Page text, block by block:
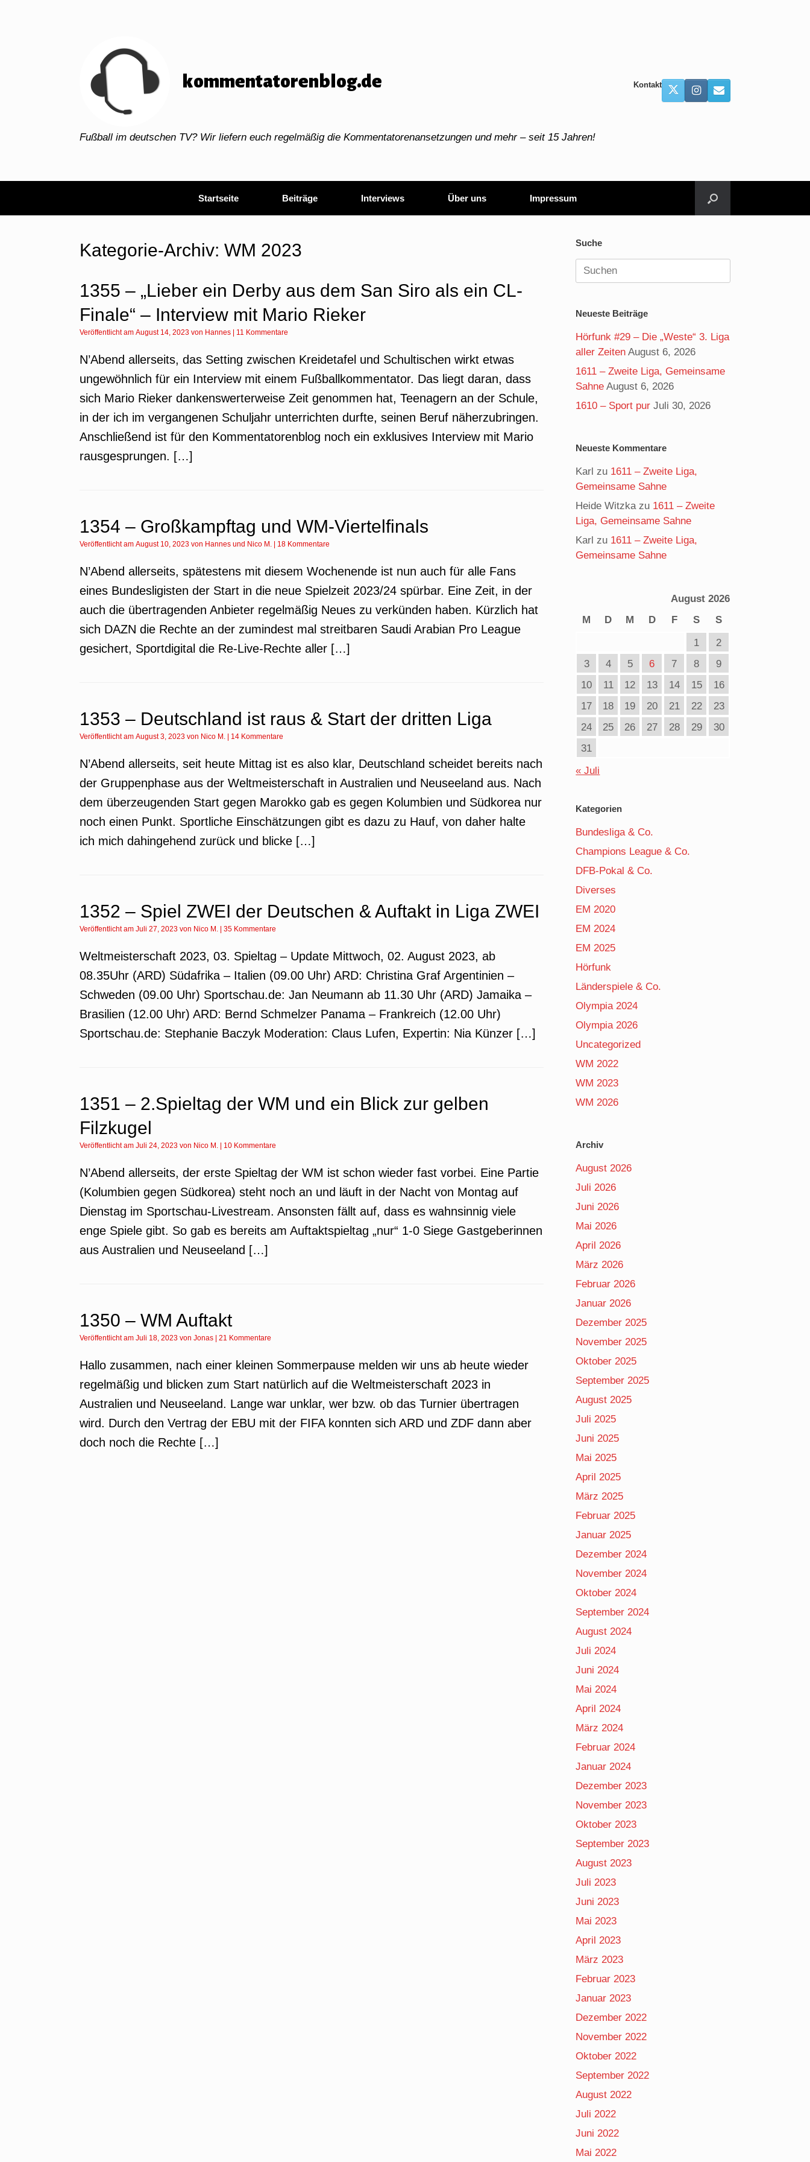
kommentatorenblog.de
Fußball im deutschen TV? Wir liefern euch regelmäßig die Kommentatorenansetzungen und mehr – seit 15 Jahren!
Kontakt
Startseite Beiträge Interviews Über uns Impressum
Kategorie-Archiv: WM 2023
1355 – „Lieber ein Derby aus dem San Siro als ein CL-
Finale“ – Interview mit Mario Rieker
Veröffentlicht am August 14, 2023 von Hannes 11 Kommentare
N’Abend allerseits, das Setting zwischen Kreidetafel und Schultischen wirkt etwas
ungewöhnlich für ein Interview mit einem Fußballkommentator. Das liegt daran, dass
sich Mario Rieker dankenswerterweise Zeit genommen hat, Teenagern an der Schule,
in der ich im vergangenen Schuljahr unterrichten durfte, seinen Beruf näherzubringen.
Anschließend ist für den Kommentatorenblog noch ein exklusives Interview mit Mario
rausgesprungen. […]
1354 – Großkampftag und WM-Viertelfinals
Veröffentlicht am August 10, 2023 von Hannes und Nico M. 18 Kommentare
N’Abend allerseits, spätestens mit diesem Wochenende ist nun auch für alle Fans
eines Bundesligisten der Start in die neue Spielzeit 2023/24 spürbar. Eine Zeit, in der
auch die übertragenden Anbieter regelmäßig Neues zu verkünden haben. Kürzlich hat
sich DAZN die Rechte an der zumindest mal streitbaren Saudi Arabian Pro League
gesichert, Sportdigital die Re-Live-Rechte aller […]
1353 – Deutschland ist raus & Start der dritten Liga
Veröffentlicht am August 3, 2023 von Nico M. 14 Kommentare
N’Abend allerseits, seit heute Mittag ist es also klar, Deutschland scheidet bereits nach
der Gruppenphase aus der Weltmeisterschaft in Australien und Neuseeland aus. Nach
dem überzeugenden Start gegen Marokko gab es gegen Kolumbien und Südkorea nur
noch einen Punkt. Sportliche Einschätzungen gibt es dazu zu Hauf, von daher halte
ich mich dahingehend zurück und blicke […]
1352 – Spiel ZWEI der Deutschen & Auftakt in Liga ZWEI
Veröffentlicht am Juli 27, 2023 von Nico M. 35 Kommentare
Weltmeisterschaft 2023, 03. Spieltag – Update Mittwoch, 02. August 2023, ab
08.35Uhr (ARD) Südafrika – Italien (09.00 Uhr) ARD: Christina Graf Argentinien –
Schweden (09.00 Uhr) Sportschau.de: Jan Neumann ab 11.30 Uhr (ARD) Jamaika –
Brasilien (12.00 Uhr) ARD: Bernd Schmelzer Panama – Frankreich (12.00 Uhr)
Sportschau.de: Stephanie Baczyk Moderation: Claus Lufen, Expertin: Nia Künzer […]
1351 – 2.Spieltag der WM und ein Blick zur gelben
Filzkugel
Veröffentlicht am Juli 24, 2023 von Nico M. 10 Kommentare
N’Abend allerseits, der erste Spieltag der WM ist schon wieder fast vorbei. Eine Partie
(Kolumbien gegen Südkorea) steht noch an und läuft in der Nacht von Montag auf
Dienstag im Sportschau-Livestream. Ansonsten fällt auf, dass es wahnsinnig viele
enge Spiele gibt. So gab es bereits am Auftaktspieltag „nur“ 1-0 Siege Gastgeberinnen
aus Australien und Neuseeland […]
1350 – WM Auftakt
Veröffentlicht am Juli 18, 2023 von Jonas 21 Kommentare
Hallo zusammen, nach einer kleinen Sommerpause melden wir uns ab heute wieder
regelmäßig und blicken zum Start natürlich auf die Weltmeisterschaft 2023 in
Australien und Neuseeland. Lange war unklar, wer bzw. ob das Turnier übertragen
wird. Durch den Vertrag der EBU mit der FIFA konnten sich ARD und ZDF dann aber
doch noch die Rechte […]
Suche
Suchen
nach:
Neueste Beiträge
Hörfunk #29 – Die „Weste“ 3. Liga
aller Zeiten August 6, 2026
1611 – Zweite Liga, Gemeinsame
Sahne August 6, 2026
1610 – Sport pur Juli 30, 2026
Neueste Kommentare
Karl zu 1611 – Zweite Liga,
Gemeinsame Sahne
Heide Witzkazu 1611 – Zweite
Liga, Gemeinsame Sahne
Karl zu 1611 – Zweite Liga,
Gemeinsame Sahne
August 2026
M
D M D F S
S
1
2
3
4 5 6 7 8
9
10
11 12 13 14 15
16
17
18 19 20 21 22
23
24
25 26 27 28 29
30
31
« Juli
Kategorien
Bundesliga & Co.
Champions League & Co.
DFB-Pokal & Co.
Diverses
EM 2020
EM 2024
EM 2025
Hörfunk
Länderspiele & Co.
Olympia 2024
Olympia 2026
Uncategorized
WM 2022
WM 2023
WM 2026
Archiv
August 2026
Juli 2026
Juni 2026
Mai 2026
April 2026
März 2026
Februar 2026
Januar 2026
Dezember 2025
November 2025
Oktober 2025
September 2025
August 2025
Juli 2025
Juni 2025
Mai 2025
April 2025
März 2025
Februar 2025
Januar 2025
Dezember 2024
November 2024
Oktober 2024
September 2024
August 2024
Juli 2024
Juni 2024
Mai 2024
April 2024
März 2024
Februar 2024
Januar 2024
Dezember 2023
November 2023
Oktober 2023
September 2023
August 2023
Juli 2023
Juni 2023
Mai 2023
April 2023
März 2023
Februar 2023
Januar 2023
Dezember 2022
November 2022
Oktober 2022
September 2022
August 2022
Juli 2022
Juni 2022
Mai 2022